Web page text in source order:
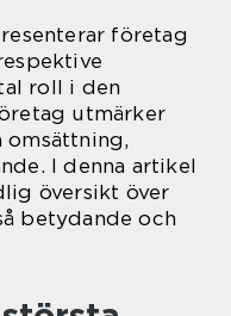
företag
roll i den
utmärker
omsättning,
I denna artikel
översikt över
betydande och